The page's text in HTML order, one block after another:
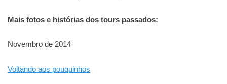
Mais fotos e histórias dos tours passados:
Novembro de 2014
Voltando aos pouquinhos